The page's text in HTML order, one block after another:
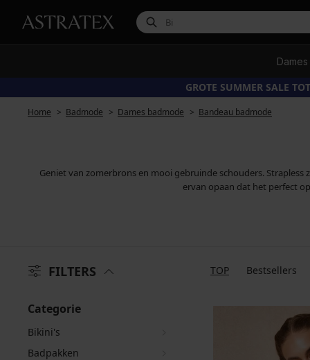
Dames
GROTE SUMMER SALE
Home Badmode Dames badmode Bandeau badmode
Geniet van zomerbrons en mooi gebruinde schouders.
ervan opaan dat het perfect
FILTERS TOP Bestsellers
Categorie
Bikini's
Badpakken